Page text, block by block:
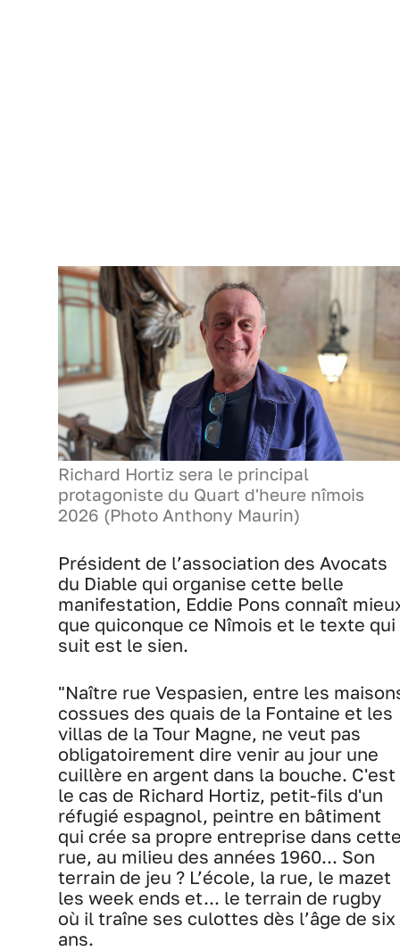
Richard Hortiz sera le principal
protagoniste du Quart d'heure nîmois
2026 (Photo Anthony Maurin)
Président de l’association des Avocats
du Diable qui organise cette belle
manifestation, Eddie Pons connaît
que quiconque ce Nîmois et le texte qui
suit est le sien.
"Naître rue Vespasien, entre les
cossues des quais de la Fontaine et les
villas de la Tour Magne, ne veut pas
obligatoirement dire venir au jour une
cuillère en argent dans la bouche. C'est
le cas de Richard Hortiz, petit-fils d'un
réfugié espagnol, peintre en bâtiment
qui crée sa propre entreprise dans
rue, au milieu des années 1960... Son
terrain de jeu ? L’école, la rue, le mazet
les week ends et... le terrain de rugby
où il traîne ses culottes dès l’âge de six
ans.